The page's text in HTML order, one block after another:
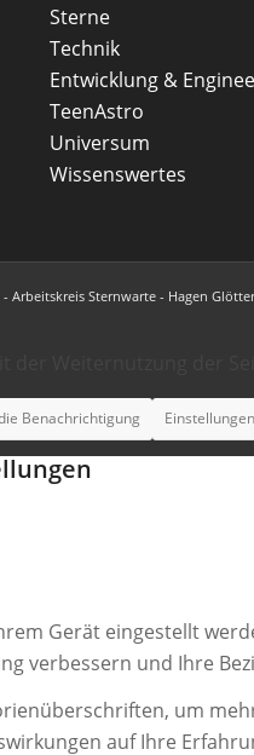
Sterne
Technik
Entwicklung &
TeenAstro
Universum
Wissenswertes
Sternwarte - Hagen
Benachrichtigung Einstellungen
Gerät eingestellt
verbessern und Ihre
um
auf Ihre